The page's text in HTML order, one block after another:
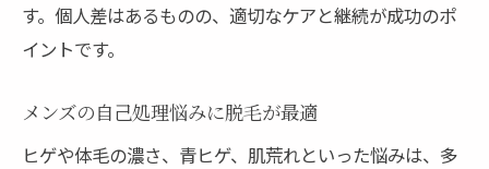
す。個人差はあるものの、適切なケアと継続が成功のポ
イントです。
メンズの自己処理悩みに脱毛が最適
ヒゲや体毛の濃さ、青ヒゲ、肌荒れといった悩みは、多